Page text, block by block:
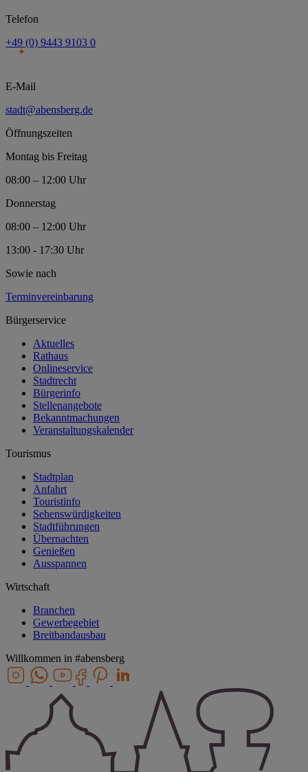
Telefon
+49 (0) 9443 9103 0
E-Mail
stadt@abensberg.de
Öffnungszeiten
Montag bis Freitag
08:00 – 12:00 Uhr
Donnerstag
08:00 – 12:00 Uhr
13:00 - 17:30 Uhr
Sowie nach
Terminvereinbarung
Bürgerservice
Aktuelles
Rathaus
Onlineservice
Stadtrecht
Bürgerinfo
Stellenangebote
Bekanntmachungen
Veranstaltungskalender
Tourismus
Stadtplan
Anfahrt
Touristinfo
Sehenswürdigkeiten
Stadtführungen
Übernachten
Genießen
Ausspannen
Wirtschaft
Branchen
Gewerbegebiet
Breitbandausbau
Willkommen in #abensberg